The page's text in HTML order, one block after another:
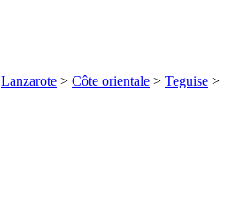
Lanzarote > Côte orientale > Teguise >